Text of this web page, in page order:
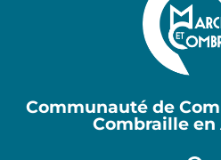
Communauté de
Combraille